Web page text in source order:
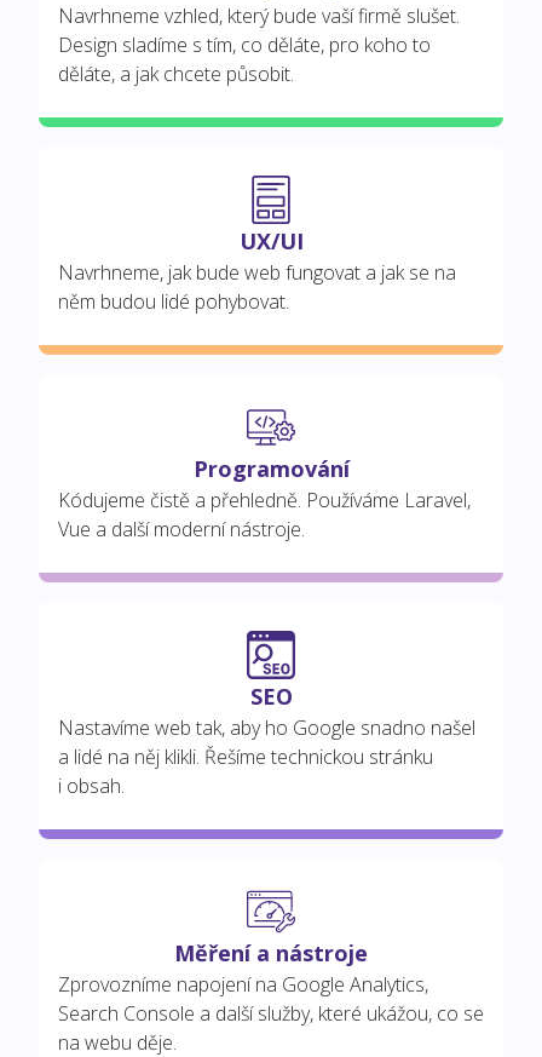
Navrhneme vzhled, který bude vaší firmě slušet.
Design sladíme s tím, co děláte, pro koho to
děláte, a jak chcete působit.
UX/UI
Navrhneme, jak bude web fungovat a jak se na
něm budou lidé pohybovat.
Programování
Kódujeme čistě a přehledně. Používáme Laravel,
Vue a další moderní nástroje.
SEO
Nastavíme web tak, aby ho Google snadno našel
a lidé na něj klikli. Řešíme technickou stránku
i obsah.
Měření a nástroje
Zprovozníme napojení na Google Analytics,
Search Console a další služby, které ukážou, co se
na webu děje.